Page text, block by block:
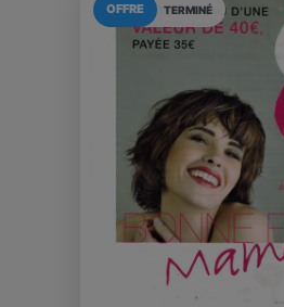
TERMINÉ
OFFRE